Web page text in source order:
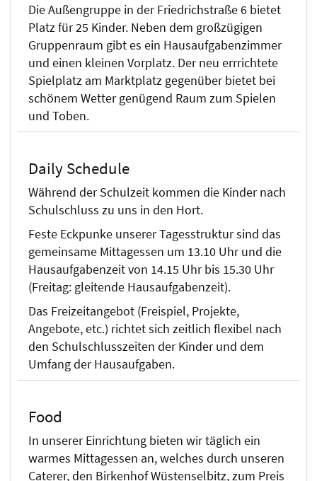
Die Außengruppe in der Friedrichstraße 6 bietet
Platz für 25 Kinder. Neben dem großzügigen
Gruppenraum gibt es ein Hausaufgabenzimmer
und einen kleinen Vorplatz. Der neu errrichtete
Spielplatz am Marktplatz gegenüber bietet bei
schönem Wetter genügend Raum zum Spielen
und Toben.
Daily Schedule
Während der Schulzeit kommen die Kinder nach
Schulschluss zu uns in den Hort.
Feste Eckpunke unserer Tagesstruktur sind das
gemeinsame Mittagessen um 13.10 Uhr und die
Hausaufgabenzeit von 14.15 Uhr bis 15.30 Uhr
(Freitag: gleitende Hausaufgabenzeit).
Das Freizeitangebot (Freispiel, Projekte,
Angebote, etc.) richtet sich zeitlich flexibel nach
den Schulschlusszeiten der Kinder und dem
Umfang der Hausaufgaben.
Food
In unserer Einrichtung bieten wir täglich ein
warmes Mittagessen an, welches durch unseren
Caterer, den Birkenhof Wüstenselbitz, zum Preis